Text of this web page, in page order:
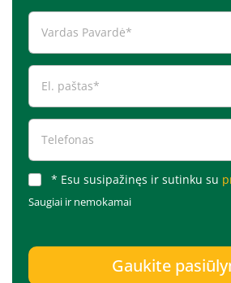
* Esu susipažinęs ir sutinku su
Saugiai ir nemokamai
Gaukite